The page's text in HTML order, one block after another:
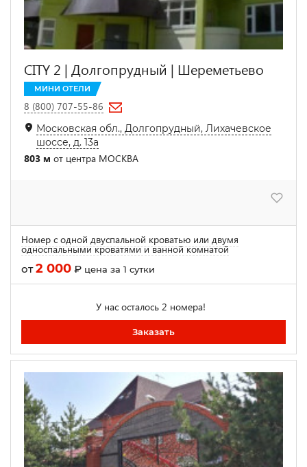
CITY 2 | Долгопрудный | Шереметьево
МИНИ ОТЕЛИ
8 (800) 707-55-86
Московская обл., Долгопрудный, Лихачевское
шоссе, д. 13а
803 м от центра МОСКВА
Номер с одной двуспальной кроватью или двумя
односпальными кроватями и ванной комнатой
от2 000 ₽ цена за 1 сутки
У нас осталось 2 номера!
Заказать